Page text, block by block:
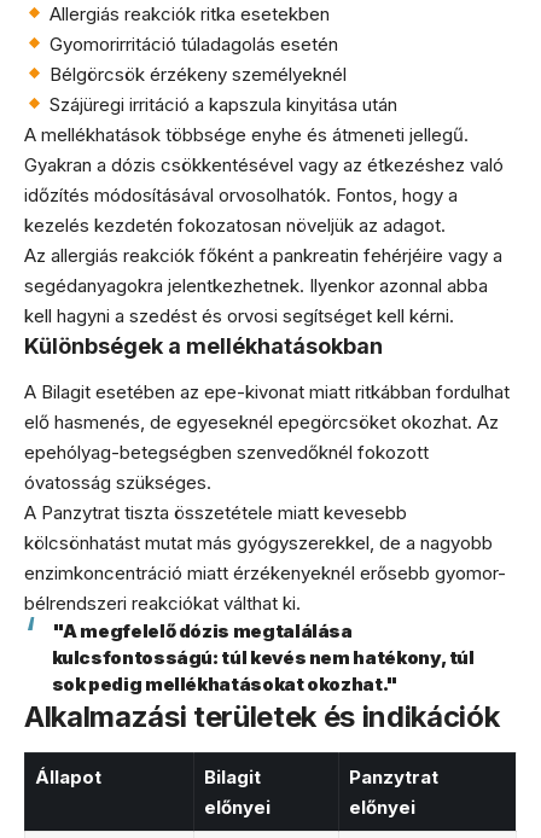
Allergiás reakciók ritka esetekben
Gyomorirritáció túladagolás esetén
Bélgörcsök érzékeny személyeknél
Szájüregi irritáció a kapszula kinyitása után
A mellékhatások többsége enyhe és átmeneti jellegű.
Gyakran a dózis csökkentésével vagy az étkezéshez való
időzítés módosításával orvosolhatók. Fontos, hogy a
kezelés kezdetén fokozatosan növeljük az adagot.
Az allergiás reakciók főként a pankreatin fehérjéire vagy a
segédanyagokra jelentkezhetnek. Ilyenkor azonnal abba
kell hagyni a szedést és orvosi segítséget kell kérni.
Különbségek a mellékhatásokban
A Bilagit esetében az epe-kivonat miatt ritkábban fordulhat
elő hasmenés, de egyeseknél epegörcsöket okozhat. Az
epehólyag-betegségben szenvedőknél fokozott
óvatosság szükséges.
A Panzytrat tiszta összetétele miatt kevesebb
kölcsönhatást mutat más gyógyszerekkel, de a nagyobb
enzimkoncentráció miatt érzékenyeknél erősebb gyomor-
bélrendszeri reakciókat válthat ki.
"A megfelelő dózis megtalálása
kulcsfontosságú: túl kevés nem hatékony, túl
sok pedig mellékhatásokat okozhat."
Alkalmazási területek és indikációk
Állapot
Bilagit
előnyei
Panzytrat
előnyei